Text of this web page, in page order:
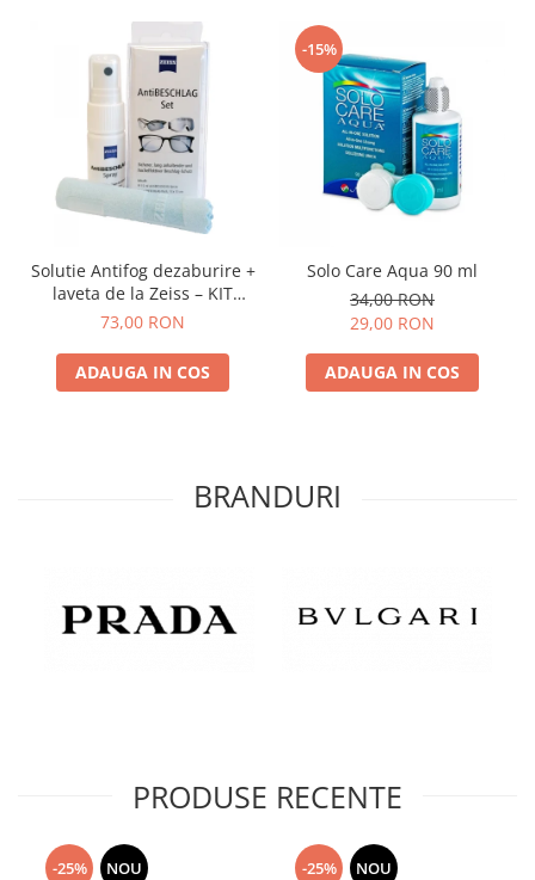
Solutie Antifog dezaburire +
laveta de la Zeiss – KIT
COMPLET
73,00 RON
ADAUGA IN COS
-15%
Solo Care Aqua 90 ml
34,00 RON
29,00 RON
ADAUGA IN COS
BRANDURI
PRODUSE RECENTE
-25% NOU -25% NOU